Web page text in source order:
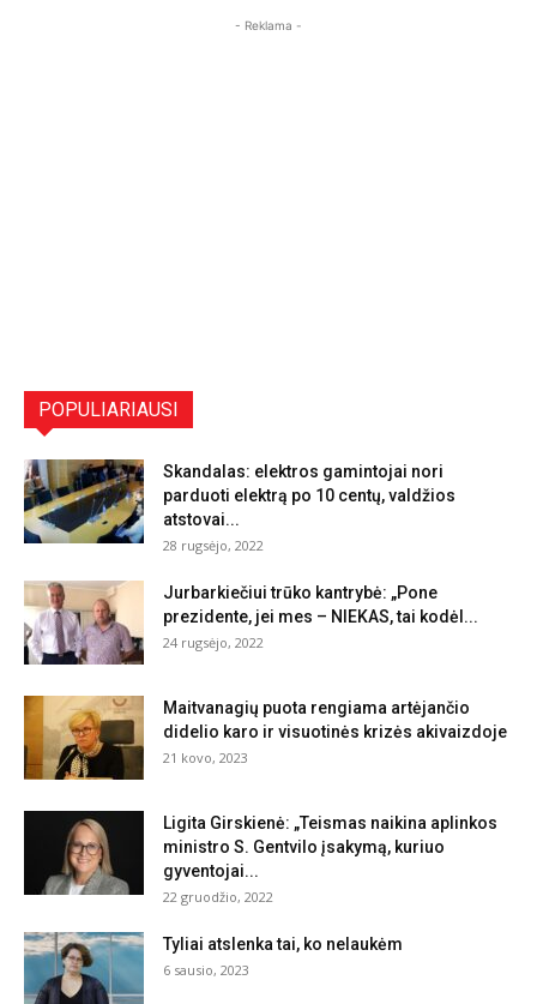
- Reklama -
POPULIARIAUSI
Skandalas: elektros gamintojai nori
parduoti elektrą po 10 centų, valdžios
atstovai...
28 rugsėjo, 2022
Jurbarkiečiui trūko kantrybė: „Pone
prezidente, jei mes – NIEKAS, tai kodėl...
24 rugsėjo, 2022
Maitvanagių puota rengiama artėjančio
didelio karo ir visuotinės krizės akivaizdoje
21 kovo, 2023
Ligita Girskienė: „Teismas naikina aplinkos
ministro S. Gentvilo įsakymą, kuriuo
gyventojai...
22 gruodžio, 2022
Tyliai atslenka tai, ko nelaukėm
6 sausio, 2023